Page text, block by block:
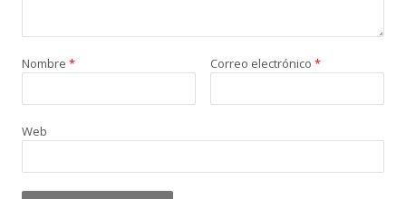
Nombre * Correo electrónico *
Web